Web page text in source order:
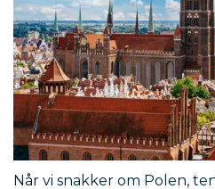
Når vi snakker om Polen,